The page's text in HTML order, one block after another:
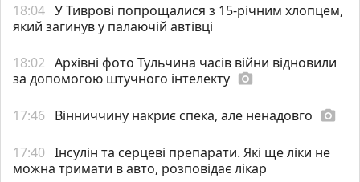
18:04 У Тиврові попрощалися з 15-річним хлопцем,
який загинув у палаючій автівці
18:02 Архівні фото Тульчина часів війни відновили
за допомогою штучного інтелекту photo_camera
17:46 Вінниччину накриє спека, але ненадовго photo_camera
17:40 Інсулін та серцеві препарати. Які ще ліки не
можна тримати в авто, розповідає лікар